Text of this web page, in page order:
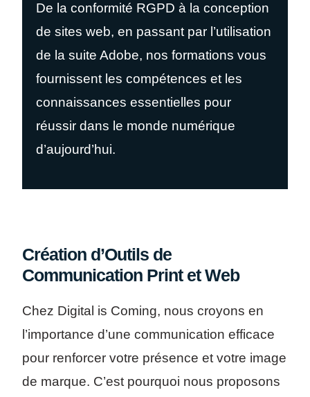
De la conformité RGPD à la conception
de sites web, en passant par l’utilisation
de la suite Adobe, nos formations vous
fournissent les compétences et les
connaissances essentielles pour
réussir dans le monde numérique
d’aujourd’hui.
Création d’Outils de
Communication Print et Web
Chez Digital is Coming, nous croyons en
l’importance d’une communication efficace
pour renforcer votre présence et votre image
de marque. C’est pourquoi nous proposons